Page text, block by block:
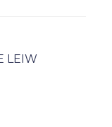
LEIW